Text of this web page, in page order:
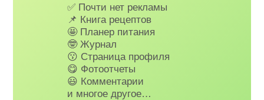
✅ Почти нет рекламы
📌 Книга рецептов
🤩 Планер питания
🤓 Журнал
😗 Страница профиля
😋 Фотоотчеты
😃 Комментарии
и многое другое…